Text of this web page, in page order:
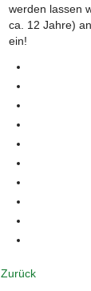
werden lassen
ca. 12 Jahre)
ein!
Zurück